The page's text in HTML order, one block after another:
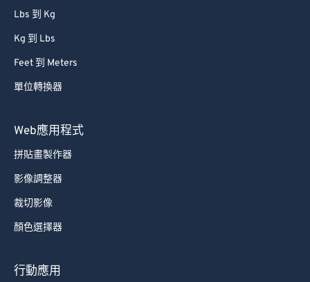
Lbs 到 Kg
Kg 到 Lbs
Feet 到 Meters
單位轉換器
Web應用程式
拼貼畫製作器
影像調整器
裁切影像
顏色選擇器
行動應用